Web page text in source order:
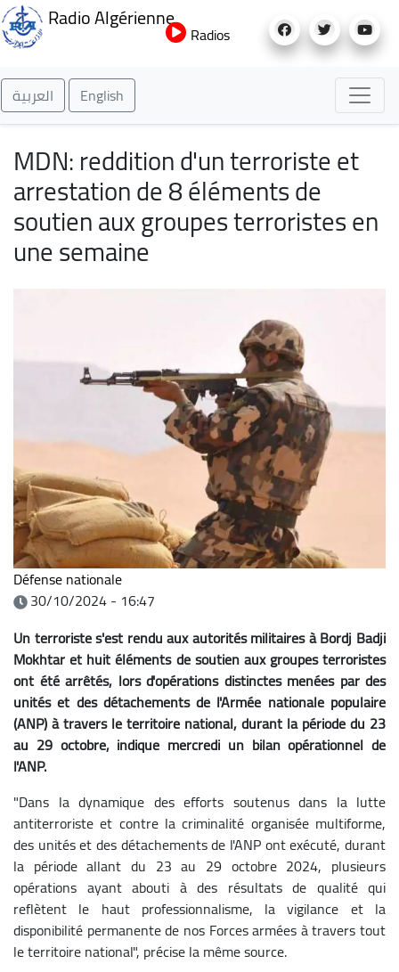
au
Radio Algérienne
Radios
العربية English
MDN: reddition d'un terroriste et
arrestation de 8 éléments de
soutien aux groupes terroristes en
une semaine
Défense nationale
30/10/2024 - 16:47
Un terroriste s'est rendu aux autorités militaires à Bordj Badji
Mokhtar et huit éléments de soutien aux groupes terroristes
ont été arrêtés, lors d'opérations distinctes menées par des
unités et des détachements de l'Armée nationale populaire
(ANP) à travers le territoire national, durant la période du 23
au 29 octobre, indique mercredi un bilan opérationnel de
l'ANP.
"Dans la dynamique des efforts soutenus dans la lutte
antiterroriste et contre la criminalité organisée multiforme,
des unités et des détachements de l'ANP ont exécuté, durant
la période allant du 23 au 29 octobre 2024, plusieurs
opérations ayant abouti à des résultats de qualité qui
reflètent le haut professionnalisme, la vigilance et la
disponibilité permanente de nos Forces armées à travers tout
le territoire national", précise la même source.